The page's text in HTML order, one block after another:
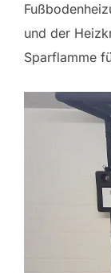
und der
Sparflamme